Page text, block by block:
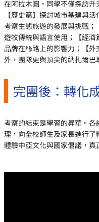
在阿拉木圖，同學不僅探訪升
【歷史篇】探討城市基建與
考察生態旅遊的發展與挑戰
遊牧傳統與語言使用；【經
品牌在絲路上的影響力；【
外，團隊更與頂尖的納扎爾巴
完團後：轉化
考察的結束是學習的昇華。
理，向全校師生及家長進行
體驗中亞文化與國家倡議，真